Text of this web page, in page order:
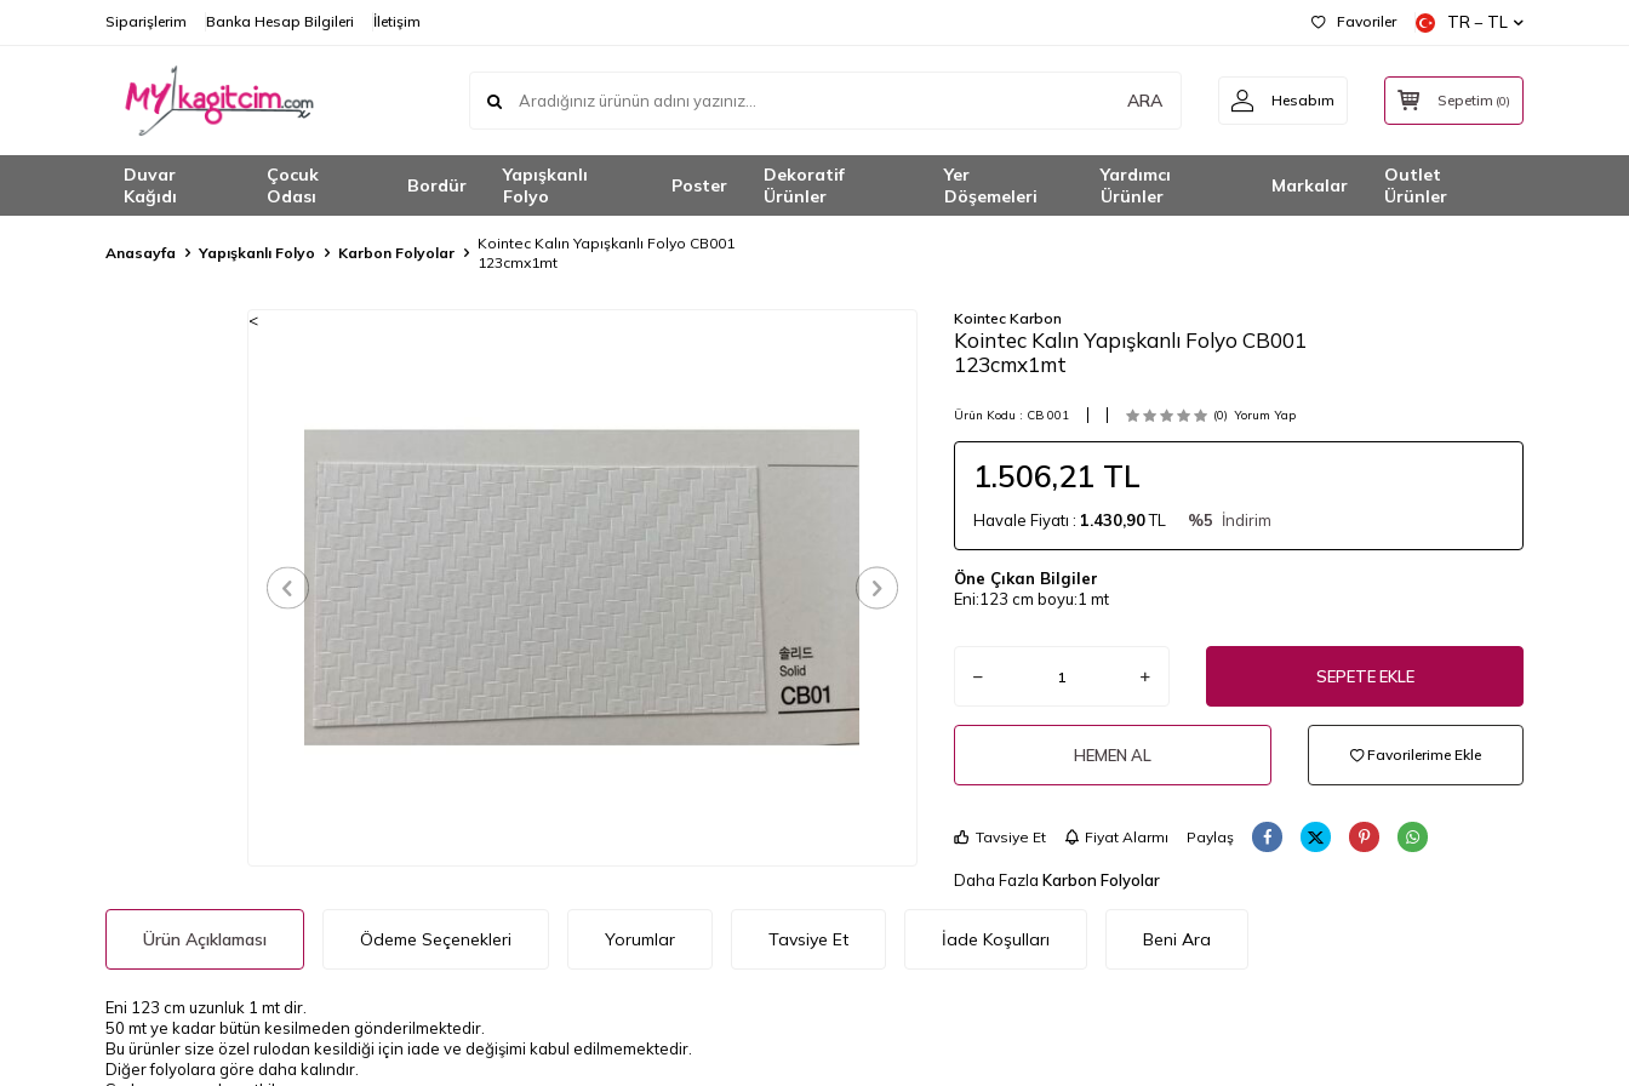
Siparişlerim Banka Hesap Bilgileri İletişim Favoriler TR − TL
ARA Hesabım Sepetim (0)
Duvar
Kağıdı
Çocuk
Odası
Bordür
Yapışkanlı
Folyo
Poster
Dekoratif
Ürünler
Yer
Döşemeleri
Yardımcı
Ürünler
Markalar
Outlet
Ürünler
Anasayfa Yapışkanlı Folyo Karbon Folyolar
Kointec Kalın Yapışkanlı Folyo CB001
123cmx1mt
< Kointec Karbon
Kointec Kalın Yapışkanlı Folyo CB001
123cmx1mt
Ürün Kodu : CB 001 (0) Yorum Yap
1.506,21 TL
Havale Fiyatı : 1.430,90TL %5 İndirim
Öne Çıkan Bilgiler
Eni:123 cm boyu:1 mt
SEPETE EKLE
HEMEN AL Favorilerime Ekle
Tavsiye Et Fiyat Alarmı Paylaş
Daha Fazla Karbon Folyolar
Ürün Açıklaması Ödeme Seçenekleri Yorumlar Tavsiye Et İade Koşulları Beni Ara
Eni 123 cm uzunluk 1 mt dir.
50 mt ye kadar bütün kesilmeden gönderilmektedir.
Bu ürünler size özel rulodan kesildiği için iade ve değişimi kabul edilmemektedir.
Diğer folyolara göre daha kalındır.